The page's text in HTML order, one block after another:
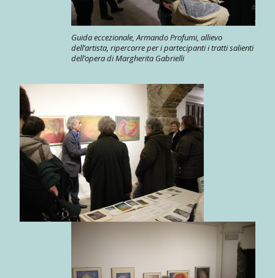
Guida eccezionale, Armando Profumi, allievo
dell’artista, ripercorre per i partecipanti i tratti salienti
dell’opera di Margherita Gabrielli